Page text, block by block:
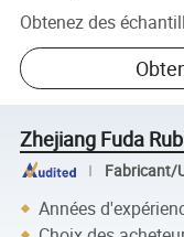
Obtenez des
Zhejiang Fuda
Fabricant/
Années